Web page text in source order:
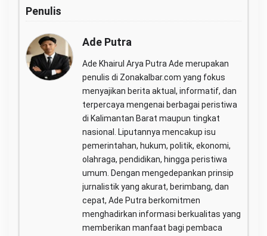
Penulis
Ade Putra
Ade Khairul Arya Putra Ade merupakan
penulis di Zonakalbar.com yang fokus
menyajikan berita aktual, informatif, dan
terpercaya mengenai berbagai peristiwa
di Kalimantan Barat maupun tingkat
nasional. Liputannya mencakup isu
pemerintahan, hukum, politik, ekonomi,
olahraga, pendidikan, hingga peristiwa
umum. Dengan mengedepankan prinsip
jurnalistik yang akurat, berimbang, dan
cepat, Ade Putra berkomitmen
menghadirkan informasi berkualitas yang
memberikan manfaat bagi pembaca